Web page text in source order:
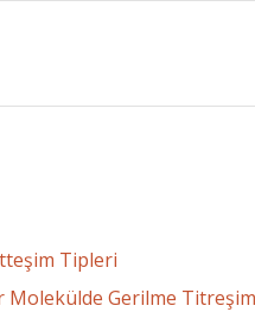
Tipleri
Molekülde Gerilme